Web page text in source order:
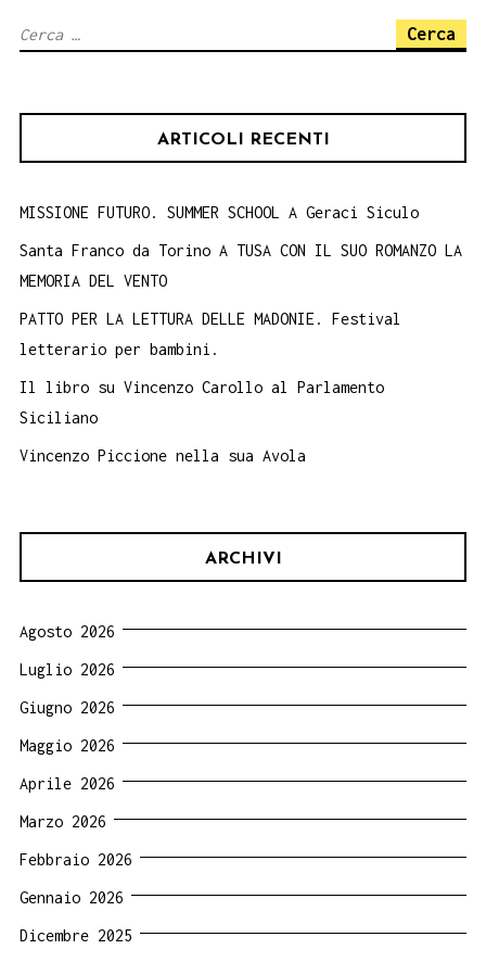
ragazze
Malaspina
Donne
di
Ricerca
ARTICOLI RECENTI
MISSIONE FUTURO. SUMMER SCHOOL A Geraci Siculo
Santa Franco da Torino A TUSA CON IL SUO ROMANZO LA
MEMORIA DEL VENTO
PATTO PER LA LETTURA DELLE MADONIE. Festival
letterario per bambini.
Il libro su Vincenzo Carollo al Parlamento
Siciliano
Vincenzo Piccione nella sua Avola
ARCHIVI
Agosto 2026
Luglio 2026
Giugno 2026
Maggio 2026
Aprile 2026
Marzo 2026
Febbraio 2026
Gennaio 2026
Dicembre 2025